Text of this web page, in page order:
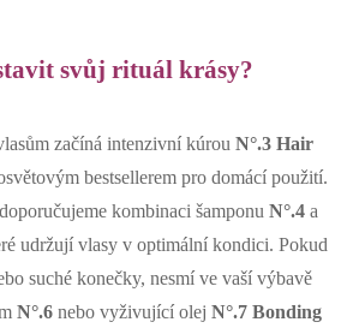
svůj rituál krásy?
začíná intenzivní kúrou N°.3 Hair
bestsellerem pro domácí použití.
kombinaci šamponu N°.4a
udržují vlasy v optimální kondici. Pokud
suché konečky, nesmí ve vaší výbavě
N°.6 nebo vyživující olej N°.7 Bonding